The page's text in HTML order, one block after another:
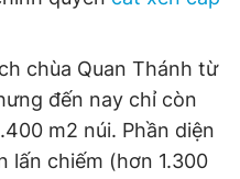
chùa Quan Thánh từ
đến nay chỉ còn
m2 núi. Phần diện
lấn chiếm (hơn 1.300